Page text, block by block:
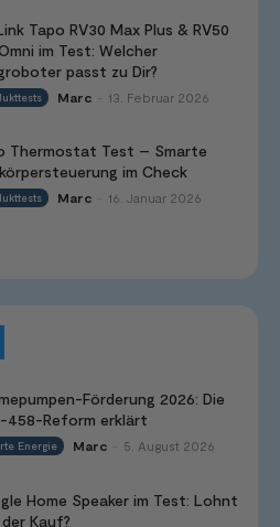
Tapo RV30 Max Plus & RV50
im Test: Welcher
passt zu Dir?
Marc 13. Februar 2026
Thermostat Test – Smarte
im Check
Marc 16. Januar 2026
Förderung 2026: Die
458-Reform erklärt
Energie Marc 5. August 2026
Home Speaker im Test: Lohnt
Kauf?